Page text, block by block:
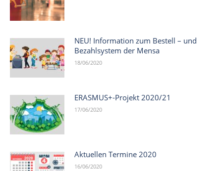
NEU! Information zum Bestell – und
Bezahlsystem der Mensa
18/06/2020
ERASMUS+-Projekt 2020/21
17/06/2020
Aktuellen Termine 2020
16/06/2020